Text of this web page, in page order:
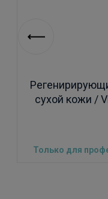
сухой кожи /
Только для